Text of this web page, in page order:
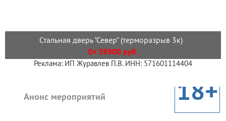
Стальная дверь "Север" (терморазрыв 3к)
От 38900 руб.
Реклама: ИП Журавлев П.В. ИНН: 571601114404
Анонс мероприятий 18+